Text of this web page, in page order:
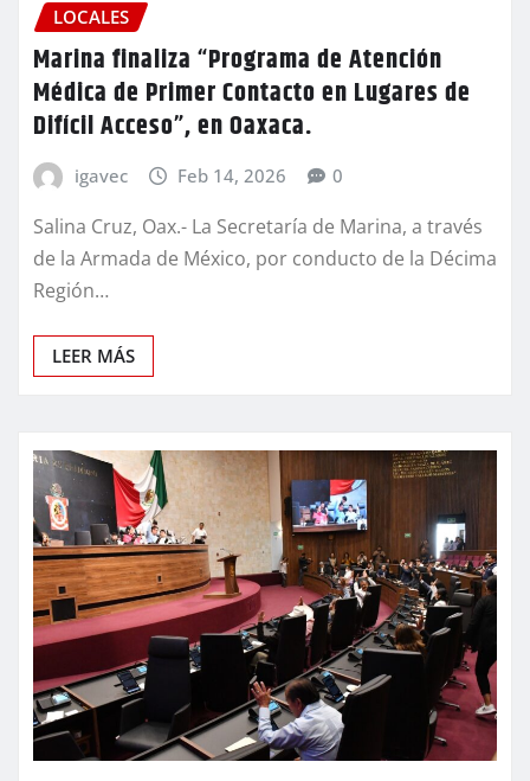
LOCALES
Marina finaliza “Programa de Atención
Médica de Primer Contacto en Lugares de
Difícil Acceso”, en Oaxaca.
igavec Feb 14, 2026 0
Salina Cruz, Oax.- La Secretaría de Marina, a través
de la Armada de México, por conducto de la Décima
Región…
LEER MÁS